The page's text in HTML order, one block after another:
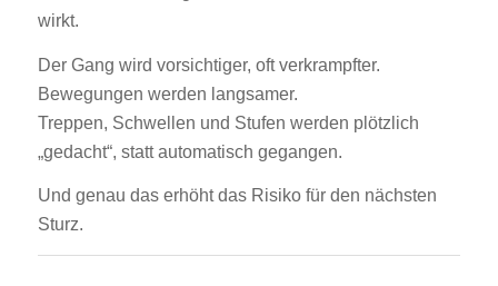
wirkt.
Der Gang wird vorsichtiger, oft verkrampfter.
Bewegungen werden langsamer.
Treppen, Schwellen und Stufen werden plötzlich
„gedacht“, statt automatisch gegangen.
Und genau das erhöht das Risiko für den nächsten
Sturz.